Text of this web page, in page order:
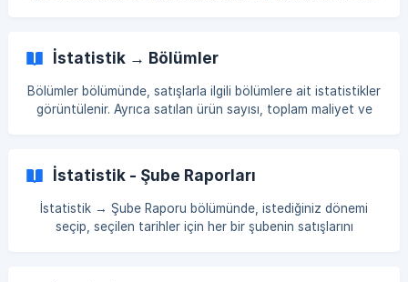
(https://storage.crisp.chat/users/helpdesk/website/-/e/4/8/
6/e486a385329db800/31f7f1e6-6deb-40ac-9459
İstatistik → Bölümler
Bölümler bölümünde, satışlarla ilgili bölümlere ait istatistikler
görüntülenir. Ayrıca satılan ürün sayısı, toplam maliyet ve
gerekli zaman aralığını belirtin. Görüntülenen bilgileri bölüm
ve kaynak gibi filtrelerle sıralayabilirsiniz. [![]
(https://storage.crisp.chat/users/helpdesk/website/-/e/c/f/
4/ecf430b7b7ebe000/72b2be9c-de05-45c6-8564-
b8beec_17
İstatistik - Şube Raporları
İstatistik → Şube Raporu bölümünde, istediğiniz dönemi
seçip, seçilen tarihler için her bir şubenin satışlarını